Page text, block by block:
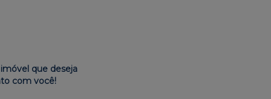
que deseja
com você!